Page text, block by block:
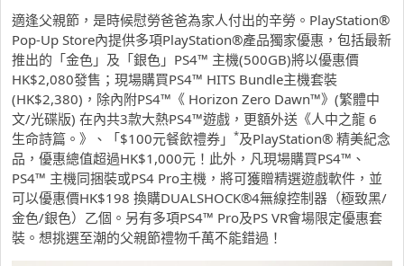
適逢父親節，是時候慰勞爸爸為家人付出的辛勞。PlayStation®
Pop-Up Store內提供多項PlayStation®產品獨家優惠，包括最新
推出的「金色」及「銀色」PS4™ 主機(500GB)將以優惠價
HK$2,080發售；現場購買PS4™ HITS Bundle主機套裝
(HK$2,380)，除內附PS4™《 Horizon Zero Dawn™》(繁體中
文/光碟版) 在內共3款大熱PS4™遊戲，更額外送《人中之龍 6
生命詩篇。》、「$100元餐飲禮券」 *及PlayStation® 精美紀念
品，優惠總值超過HK$1,000元！此外，凡現場購買PS4™、
PS4™ 主機同捆裝或PS4 Pro主機，將可獲贈精選遊戲軟件，並
可以優惠價HK$198 換購DUALSHOCK®4無線控制器（極致黑/
金色/銀色）乙個。另有多項PS4™ Pro及PS VR會場限定優惠套
裝。想挑選至潮的父親節禮物千萬不能錯過！